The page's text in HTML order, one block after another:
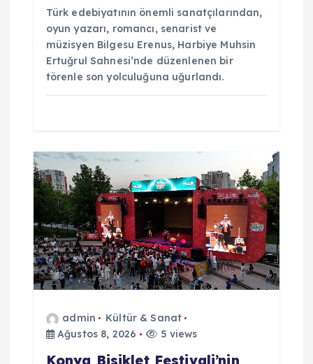
Türk edebiyatının önemli sanatçılarından,
oyun yazarı, romancı, senarist ve
müzisyen Bilgesu Erenus, Harbiye Muhsin
Ertuğrul Sahnesi’nde düzenlenen bir
törenle son yolculuğuna uğurlandı.
admin
Kültür & Sanat
Ağustos 8, 2026
5 views